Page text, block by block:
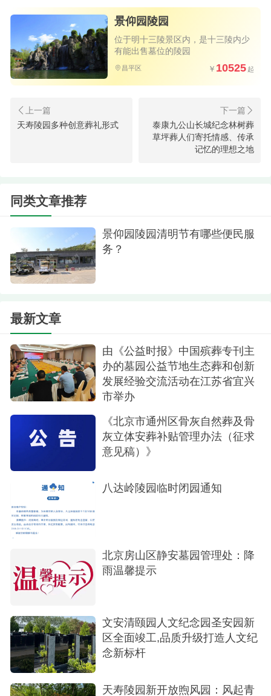
恒的纪念方式。树木生长周期长，往往可以存活上
百年甚至上千年。这使得逝者的纪念得以永恒地存
在，让后人在树下缅怀先人，传承家族的情感与记
忆。
个独特的艺术品。艺术家们将树木、石头和金属等
元素巧妙地结合在一起，创造出了一个个既环保又
美观的墓碑。这些墓碑不仅是对逝者的纪念，也是
十三陵景仰园陵园树葬不仅是一种新型的纪念
方式，更是一种文化和精神的传承。它让人们重新
认识到生命的可贵和自然的力量。在这里，逝者得
到永恒的纪念和尊重，生命得以延续。这种纪念方
式不仅是对亲人的怀念，也是对全人类生命和自然
景仰园陵园
位于明十三陵景区内，是十三陵内少
有能出售墓位的陵园
昌平区 10525
天寿陵园多种创意葬礼形式
泰康九公山长城纪念林树葬
草坪葬人们寄托情感、传承
记忆的理想之地
同类文章推荐
景仰园陵园清明节有哪些便民服
务？
最新文章
由《公益时报》中国殡葬专刊主
办的墓园公益节地生态葬和创新
发展经验交流活动在江苏省宜兴
市举办
《北京市通州区骨灰自然葬及骨
灰立体安葬补贴管理办法（征求
意见稿）》
八达岭陵园临时闭园通知
北京房山区静安墓园管理处：降
雨温馨提示
文安清颐园人文纪念园圣安园新
区全面竣工,品质升级打造人文纪
念新标杆
天寿陵园新开放煦风园：风起青